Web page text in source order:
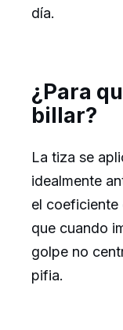
día.
¿Para
billar?
La tiza se
idealmente
el coeficiente
que cuando
golpe no
pifia.